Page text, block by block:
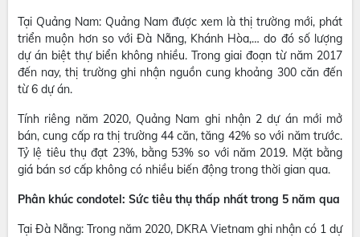
Tại Quảng Nam: Quảng Nam được xem là thị trường mới, phát
triển muộn hơn so với Đà Nẵng, Khánh Hòa,… do đó số lượng
dự án biệt thự biển không nhiều. Trong giai đoạn từ năm 2017
đến nay, thị trường ghi nhận nguồn cung khoảng 300 căn đến
từ 6 dự án.
Tính riêng năm 2020, Quảng Nam ghi nhận 2 dự án mới mở
bán, cung cấp ra thị trường 44 căn, tăng 42% so với năm trước.
Tỷ lệ tiêu thụ đạt 23%, bằng 53% so với năm 2019. Mặt bằng
giá bán sơ cấp không có nhiều biến động trong thời gian qua.
Phân khúc condotel: Sức tiêu thụ thấp nhất trong 5 năm qua
Tại Đà Nẵng: Trong năm 2020, DKRA Vietnam ghi nhận có 1 dự